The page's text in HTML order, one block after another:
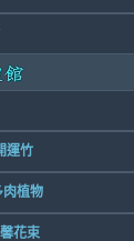
運竹
肉植物
花束